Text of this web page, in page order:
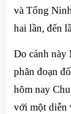
và Tống
hai lần, đến
Do cảnh này
phân đoạn
hôm nay
với một diễn